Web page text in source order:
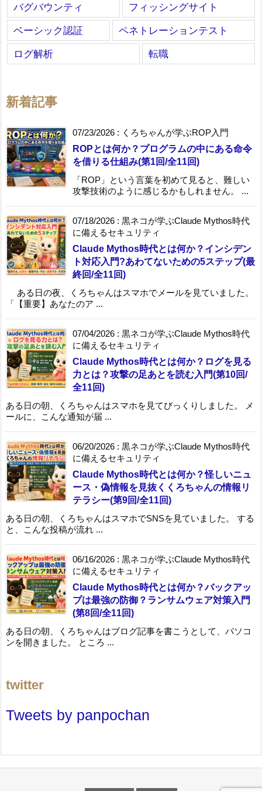
バグバウンティ
フィッシングサイト
ベーシック認証
ペネトレーションテスト
ログ解析
転職
新着記事
07/23/2026 : くろちゃんが学ぶROP入門
ROPとは何か？プログラムの中にある命令
を借りる仕組み(第1回/全11回)
「ROP」という言葉を初めて見ると、難しい
攻撃技術のように感じるかもしれません。 ...
07/18/2026 : 黒ネコが学ぶClaude Mythos時代
に備えるセキュリティ
Claude Mythos時代とは何か？インシデン
ト対応入門?あわてないための5ステップ(最
終回/全11回)
ある日の夜、くろちゃんはスマホでメールを見ていました。
「【重要】あなたのア ...
07/04/2026 : 黒ネコが学ぶClaude Mythos時代
に備えるセキュリティ
Claude Mythos時代とは何か？ログを見る
力とは？攻撃の足あとを読む入門(第10回/
全11回)
ある日の朝、くろちゃんはスマホを見てびっくりしました。 メ
ールに、こんな通知が届 ...
06/20/2026 : 黒ネコが学ぶClaude Mythos時代
に備えるセキュリティ
Claude Mythos時代とは何か？怪しいニュ
ース・偽情報を見抜くくろちゃんの情報リ
テラシー(第9回/全11回)
ある日の朝、くろちゃんはスマホでSNSを見ていました。 する
と、こんな投稿が流れ ...
06/16/2026 : 黒ネコが学ぶClaude Mythos時代
に備えるセキュリティ
Claude Mythos時代とは何か？バックアッ
プは最強の防御？ランサムウェア対策入門
(第8回/全11回)
ある日の朝、くろちゃんはブログ記事を書こうとして、パソコ
ンを開きました。 ところ ...
twitter
Tweets by panpochan